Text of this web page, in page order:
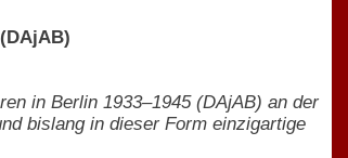
in Berlin 1933–1945 (DAjAB) an der
bislang in dieser Form einzigartige